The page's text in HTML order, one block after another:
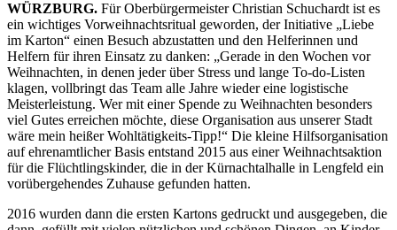
WÜRZBURG. Für Oberbürgermeister Christian Schuchardt ist es
ein wichtiges Vorweihnachtsritual geworden, der Initiative „Liebe
im Karton“ einen Besuch abzustatten und den Helferinnen und
Helfern für ihren Einsatz zu danken: „Gerade in den Wochen vor
Weihnachten, in denen jeder über Stress und lange To-do-Listen
klagen, vollbringt das Team alle Jahre wieder eine logistische
Meisterleistung. Wer mit einer Spende zu Weihnachten besonders
viel Gutes erreichen möchte, diese Organisation aus unserer Stadt
wäre mein heißer Wohltätigkeits-Tipp!“ Die kleine Hilfsorganisation
auf ehrenamtlicher Basis entstand 2015 aus einer Weihnachtsaktion
für die Flüchtlingskinder, die in der Kürnachtalhalle in Lengfeld ein
vorübergehendes Zuhause gefunden hatten.
2016 wurden dann die ersten Kartons gedruckt und ausgegeben, die